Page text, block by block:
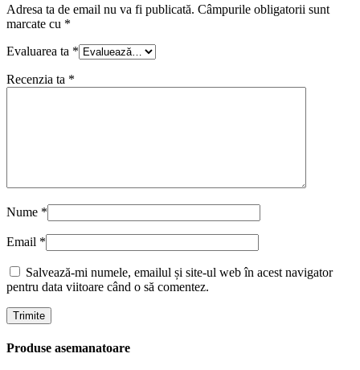
Adresa ta de email nu va fi publicată. Câmpurile obligatorii sunt
marcate cu *
Evaluarea ta *
Recenzia ta *
Nume *
Email *
Salvează-mi numele, emailul și site-ul web în acest navigator
pentru data viitoare când o să comentez.
Produse asemanatoare